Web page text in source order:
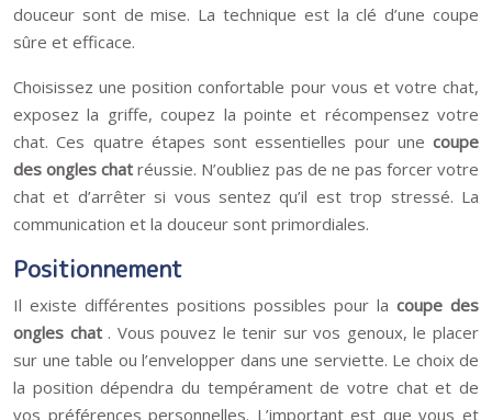
douceur sont de mise. La technique est la clé d’une coupe
sûre et efficace.
Choisissez une position confortable pour vous et votre chat,
exposez la griffe, coupez la pointe et récompensez votre
chat. Ces quatre étapes sont essentielles pour une coupe
des ongles chatréussie. N’oubliez pas de ne pas forcer votre
chat et d’arrêter si vous sentez qu’il est trop stressé. La
communication et la douceur sont primordiales.
Positionnement
Il existe différentes positions possibles pour la coupe des
ongles chat . Vous pouvez le tenir sur vos genoux, le placer
sur une table ou l’envelopper dans une serviette. Le choix de
la position dépendra du tempérament de votre chat et de
vos préférences personnelles. L’important est que vous et